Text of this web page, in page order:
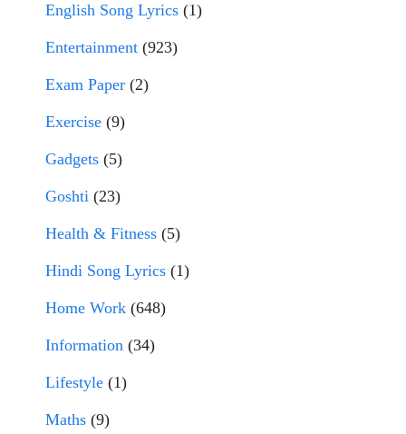
English Song Lyrics (1)
Entertainment (923)
Exam Paper (2)
Exercise (9)
Gadgets (5)
Goshti (23)
Health & Fitness (5)
Hindi Song Lyrics (1)
Home Work (648)
Information (34)
Lifestyle (1)
Maths (9)